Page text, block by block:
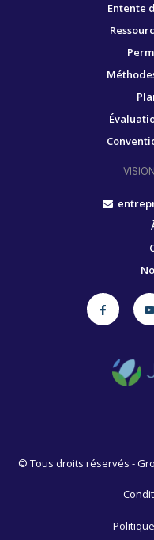
Entente
© Tous droits réservés -